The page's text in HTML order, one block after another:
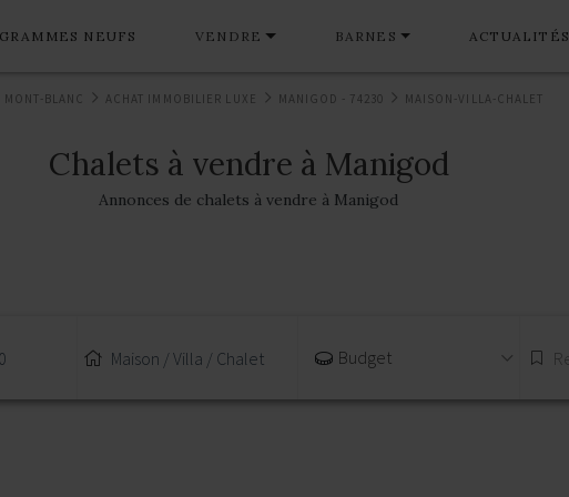
NEUFS VENDRE BARNES ACTUALITÉS
MONT-BLANC ACHAT IMMOBILIER LUXE MANIGOD - 74230 MAISON-VILLA-CHALET
Chalets à vendre à Manigod
Annonces de chalets à vendre à Manigod
Maison / Villa / Chalet Budget